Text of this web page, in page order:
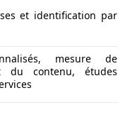
et identification par
mesure de
du contenu, études